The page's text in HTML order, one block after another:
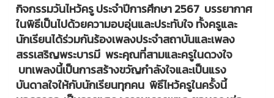
กิจกรรมวันไหว้ครู ประจำปีการศึกษา 2567 บรรยากาศ
ในพิธีเป็นไปด้วยความอบอุ่นและประทับใจ ทั้งครูและ
นักเรียนได้ร่วมกันร้องเพลงประจำสถาบันและเพลง
สรรเสริญพระบารมี ️ พระคุณที่สามและครูในดวงใจ
บทเพลงนี้เป็นการสร้างขวัญกำลังใจและเป็นแรง
บันดาลใจให้กับนักเรียนทุกคน พิธีไหว้ครูในครั้งนี้